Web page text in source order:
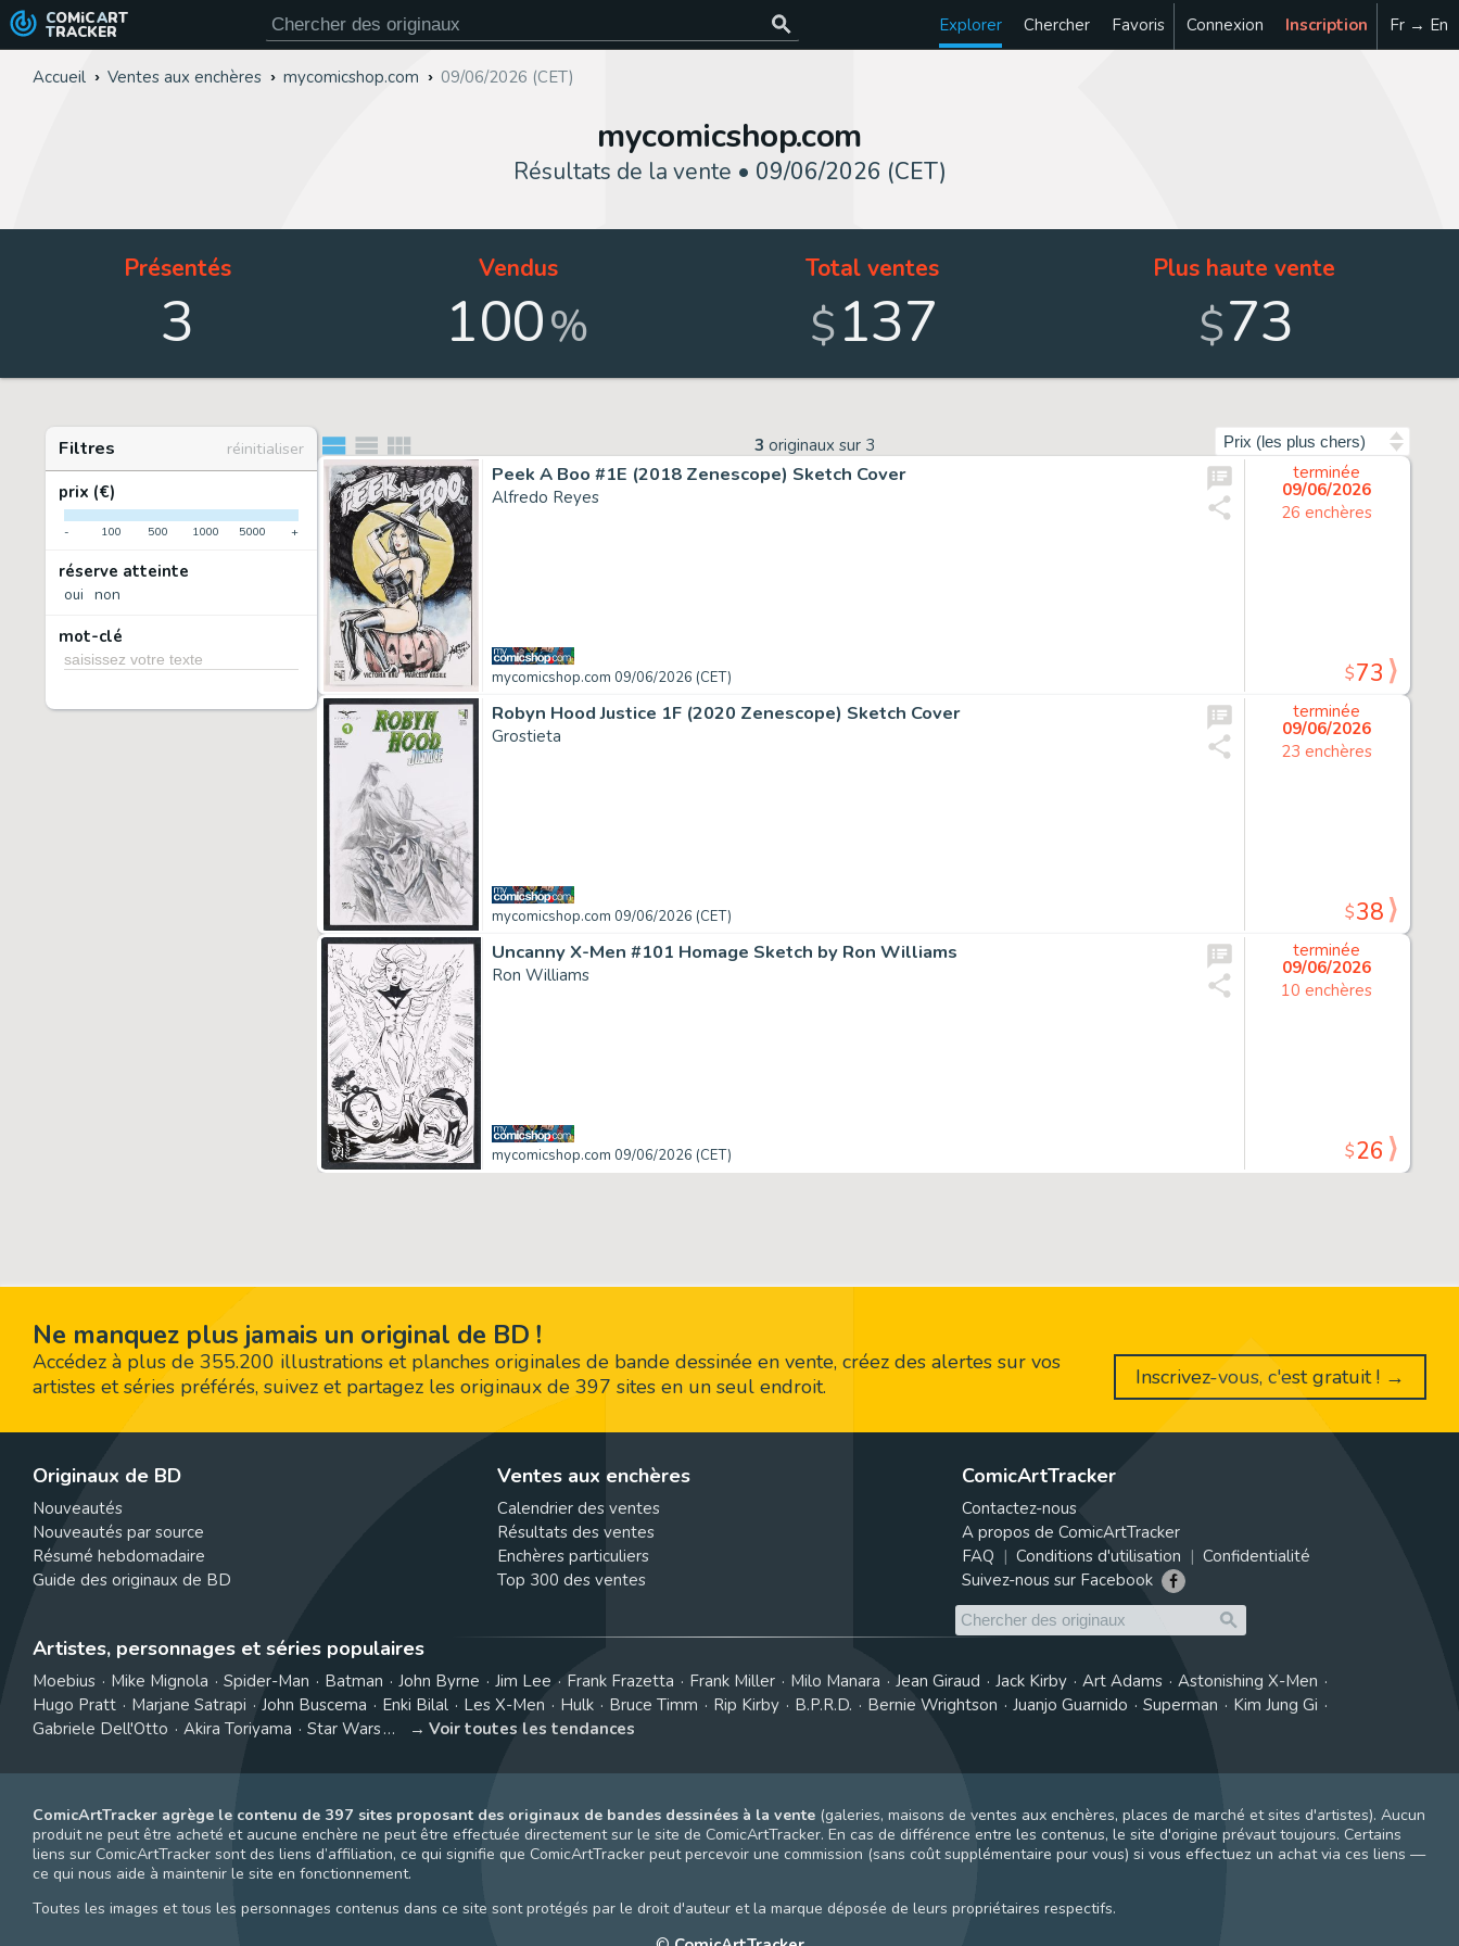
COMiC ART
TRACKER Explorer Chercher Favoris Connexion Inscription Fr → En
Accueil Ventes aux enchères mycomicshop.com 09/06/2026 (CET)
mycomicshop.com
Résultats de la vente • 09/06/2026 (CET)
Présentés
3
Vendus
100%
Total ventes
$137
Plus haute vente
$73
Filtres
réinitialiser
prix (€)
- 100 500 1000 5000 +
réserve atteinte
oui non
mot-clé
3 originaux sur 3
Peek A Boo #1E (2018 Zenescope) Sketch Cover
Alfredo Reyes
mycomicshop.com 09/06/2026 (CET)
terminée
09/06/2026
26 enchères
$73
Robyn Hood Justice 1F (2020 Zenescope) Sketch Cover
Grostieta
mycomicshop.com 09/06/2026 (CET)
terminée
09/06/2026
23 enchères
$38
Uncanny X-Men #101 Homage Sketch by Ron Williams
Ron Williams
mycomicshop.com 09/06/2026 (CET)
terminée
09/06/2026
10 enchères
$26
Ne manquez plus jamais un original de BD !
Accédez à plus de 355.200 illustrations et planches originales de bande dessinée en vente, créez des alertes sur vos
artistes et séries préférés, suivez et partagez les originaux de 397 sites en un seul endroit.
Inscrivez-vous, c'est gratuit ! →
Originaux de BD
Nouveautés
Nouveautés par source
Résumé hebdomadaire
Guide des originaux de BD
Ventes aux enchères
Calendrier des ventes
Résultats des ventes
Enchères particuliers
Top 300 des ventes
ComicArtTracker
Contactez-nous
A propos de ComicArtTracker
FAQ
Conditions d'utilisation
Confidentialité
Suivez-nous sur Facebook
Artistes, personnages et séries populaires
Moebius Mike Mignola Spider-Man Batman John Byrne Jim Lee Frank Frazetta Frank Miller Milo Manara Jean Giraud Jack Kirby Art Adams
Astonishing X-Men
Hugo Pratt
Marjane Satrapi John Buscema Enki Bilal Les X-Men Hulk Bruce Timm Rip Kirby B.P.R.D. Bernie Wrightson Juanjo Guarnido Superman
Kim Jung Gi
Gabriele Dell'Otto
Akira Toriyama Star Wars Voir toutes les tendances
ComicArtTracker agrège le contenu de 397 sites proposant des originaux de bandes dessinées à la vente (galeries, maisons de ventes aux enchères, places de marché et sites d'artistes). Aucun
produit ne peut être acheté et aucune enchère ne peut être effectuée directement sur le site de ComicArtTracker. En cas de différence entre les contenus, le site d'origine prévaut toujours. Certains
liens sur ComicArtTracker sont des liens d’affiliation, ce qui signifie que ComicArtTracker peut percevoir une commission (sans coût supplémentaire pour vous) si vous effectuez un achat via ces liens —
ce qui nous aide à maintenir le site en fonctionnement.
Toutes les images et tous les personnages contenus dans ce site sont protégés par le droit d'auteur et la marque déposée de leurs propriétaires respectifs.